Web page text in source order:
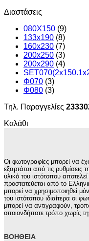
Διαστάσεις
080X150 (9)
133x190 (8)
160x230 (7)
200x250 (3)
200x290 (4)
Φ070 (3)
Φ080 (3)
Τηλ. Παραγγελίες
Καλάθι
Οι φωτογραφίες μπορεί να
εξαρτάται από τις
υλικό του ιστότοπου
προστατεύεται από το
μπορεί να χρησιμοποιηθεί
του ιστότοπου ιδιαίτερα οι
μπορεί να αντιγραφούν,
οποιονδήποτε τρόπο χωρίς
ΒΟΉΘΕΙΑ